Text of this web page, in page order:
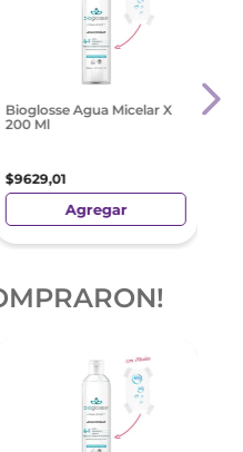
Bioglosse Agua Micelar X
200 Ml
$9629,01
Agregar